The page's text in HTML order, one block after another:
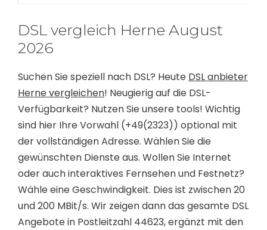
DSL vergleich Herne August
2026
Suchen Sie speziell nach DSL? Heute DSL anbieter
Herne vergleichen! Neugierig auf die DSL-
Verfügbarkeit? Nutzen Sie unsere tools! Wichtig
sind hier Ihre Vorwahl (+49(2323)) optional mit
der vollständigen Adresse. Wählen Sie die
gewünschten Dienste aus. Wollen Sie Internet
oder auch interaktives Fernsehen und Festnetz?
Wähle eine Geschwindigkeit. Dies ist zwischen 20
und 200 MBit/s. Wir zeigen dann das gesamte DSL
Angebote in Postleitzahl 44623, ergänzt mit den